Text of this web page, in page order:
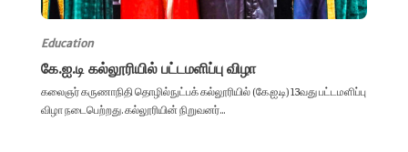
Education
கே.ஐ.டி கல்லூரியில் பட்டமளிப்பு விழா
கலைஞர் கருணாநிதி தொழில்நுட்பக் கல்லூரியில் (கே.ஐ.டி) 13வது பட்டமளிப்பு
விழா நடைபெற்றது. கல்லூரியின் நிறுவனர்...